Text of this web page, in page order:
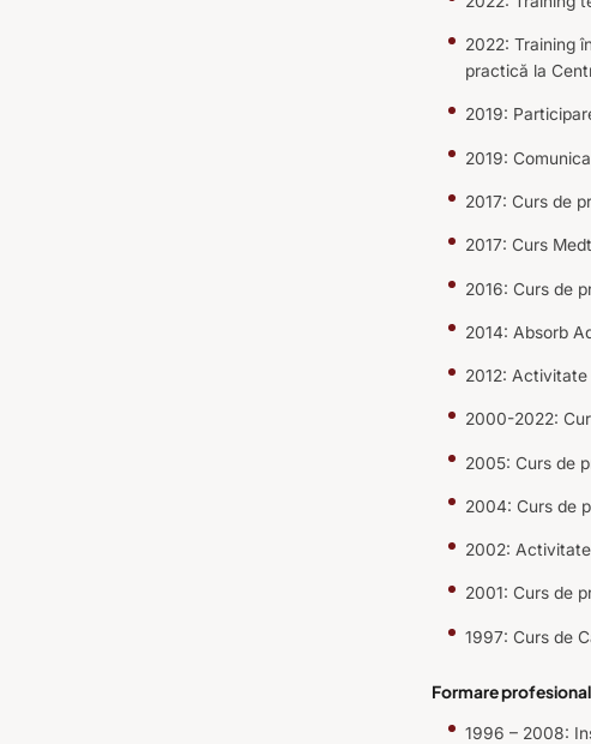
2022: Training
practică la
2019:
2019:
2017: Curs de
2017: Curs
2016: Curs de
2014: Absorb
2012: Activitate
2000-2022:
2005: Curs de
2004: Curs de
2002:
2001: Curs de
1997: Curs de
Formare
1996 – 2008: